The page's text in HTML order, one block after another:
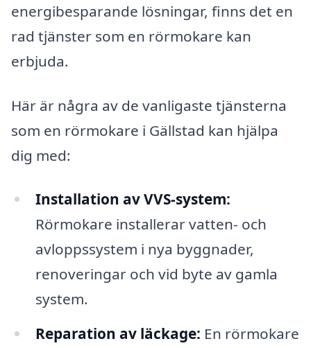
energibesparande lösningar, finns det en
rad tjänster som en rörmokare kan
erbjuda.
Här är några av de vanligaste tjänsterna
som en rörmokare i Gällstad kan hjälpa
dig med:
Installation av VVS-system:
Rörmokare installerar vatten- och
avloppssystem i nya byggnader,
renoveringar och vid byte av gamla
system.
Reparation av läckage: En rörmokare